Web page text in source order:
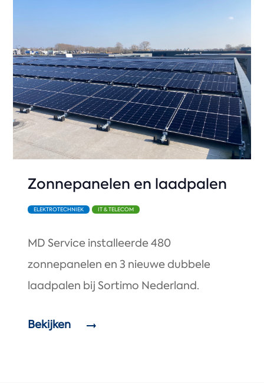
Zonnepanelen en laadpalen
ELEKTROTECHNIEK IT & TELECOM
MD Service installeerde 480
zonnepanelen en 3 nieuwe dubbele
laadpalen bij Sortimo Nederland.
Bekijken